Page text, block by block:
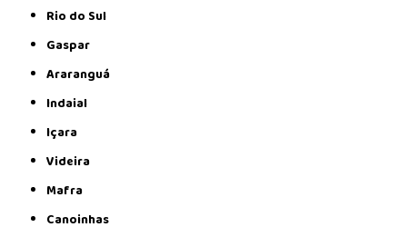
Rio do Sul
Gaspar
Araranguá
Indaial
Içara
Videira
Mafra
Canoinhas